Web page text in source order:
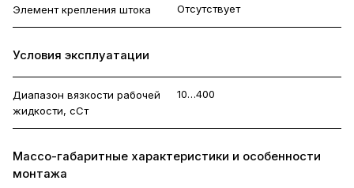
Элемент крепления штока Отсутствует
Условия эксплуатации
Диапазон вязкости рабочей
жидкости, сСт
10…400
Массо-габаритные характеристики и особенности
монтажа